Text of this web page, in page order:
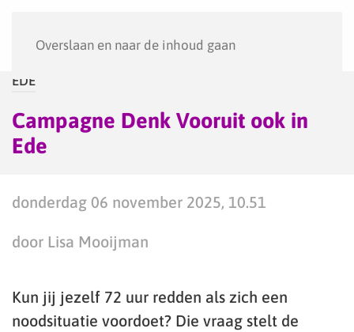
Overslaan en naar de inhoud gaan
EDE
Campagne Denk Vooruit ook in
Ede
donderdag 06 november 2025, 10.51
door Lisa Mooijman
Kun jij jezelf 72 uur redden als zich een
noodsituatie voordoet? Die vraag stelt de